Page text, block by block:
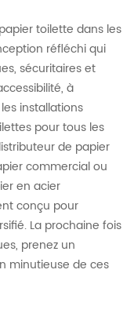
toilette dans les
réfléchi qui
sécuritaires et
à
installations
pour tous les
de papier
commercial ou
en acier
conçu pour
La prochaine fois
prenez un
minutieuse de ces